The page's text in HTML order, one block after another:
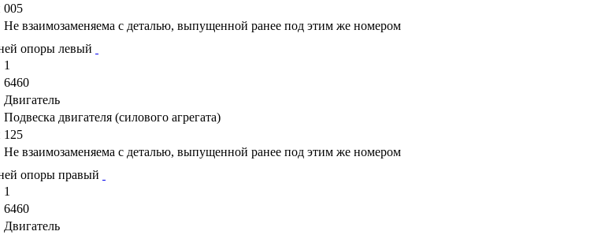
005
Не взаимозаменяема с деталью, выпущенной ранее под этим же номером
опоры левый
1
6460
Двигатель
Подвеска двигателя (силового агрегата)
125
Не взаимозаменяема с деталью, выпущенной ранее под этим же номером
опоры правый
1
6460
Двигатель